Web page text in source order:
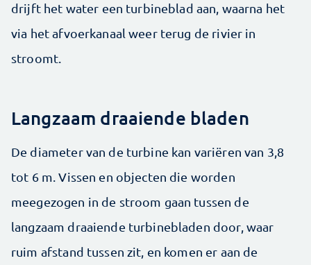
drijft het water een turbineblad aan, waarna het
via het afvoer­kanaal weer terug de rivier in
stroomt.
Langzaam draaiende bladen
De diameter van de turbine kan variëren van 3,8
tot 6 m. Vissen en objecten die worden
meegezogen in de stroom gaan tussen de
langzaam draaiende turbinebladen door, waar
ruim afstand tussen zit, en komen er aan de